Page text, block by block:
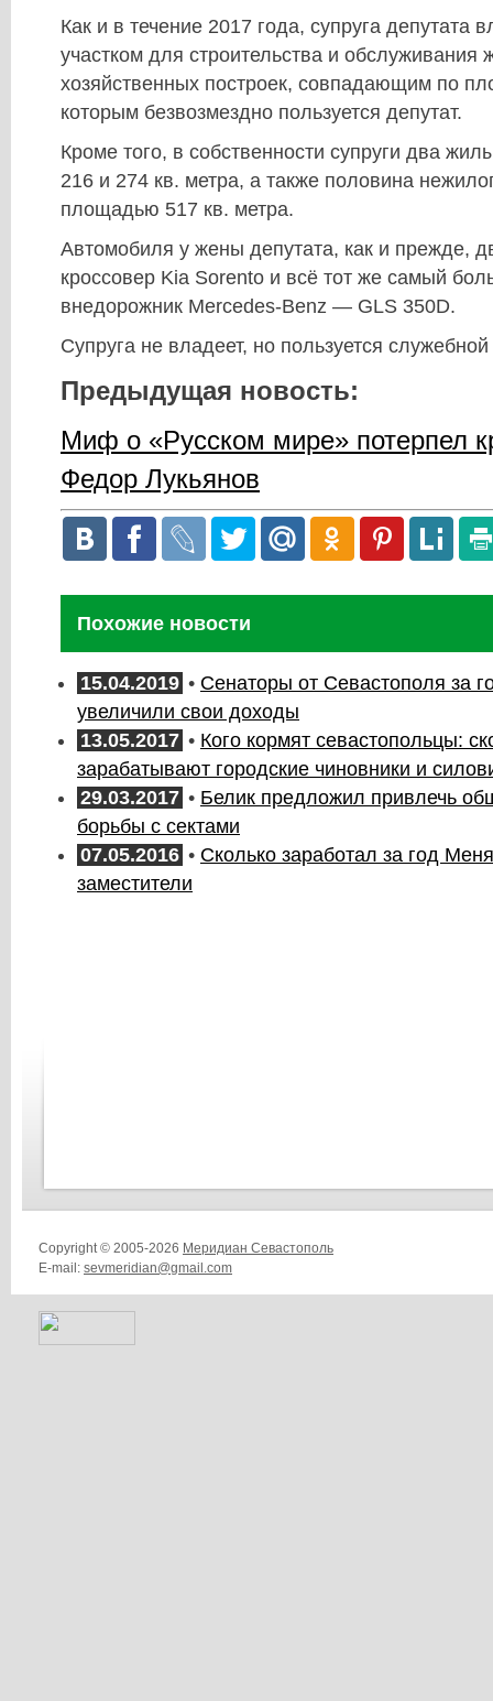
Как и в течение 2017 года, супруга депутата
участком для строительства и обслуживания
хозяйственных построек, совпадающим по
которым безвозмездно пользуется депутат.
Кроме того, в собственности супруги два
216 и 274 кв. метра, а также половина
площадью 517 кв. метра.
Автомобиля у жены депутата, как и прежде,
кроссовер Kia Sorento и всё тот же самый
внедорожник Mercedes-Benz — GLS 350D.
Супруга не владеет, но пользуется
Предыдущая новость:
Миф о «Русском мире» потерпел
Федор Лукьянов
Похожие новости
15.04.2019 • Сенаторы от Севастополя за
увеличили свои доходы
13.05.2017 • Кого кормят севастопольцы:
зарабатывают городские чиновники и
29.03.2017 • Белик предложил привлечь
борьбы с сектами
07.05.2016 • Сколько заработал за год
заместители
Copyright © 2005-2026 Меридиан Севастополь
E-mail: sevmeridian@gmail.com